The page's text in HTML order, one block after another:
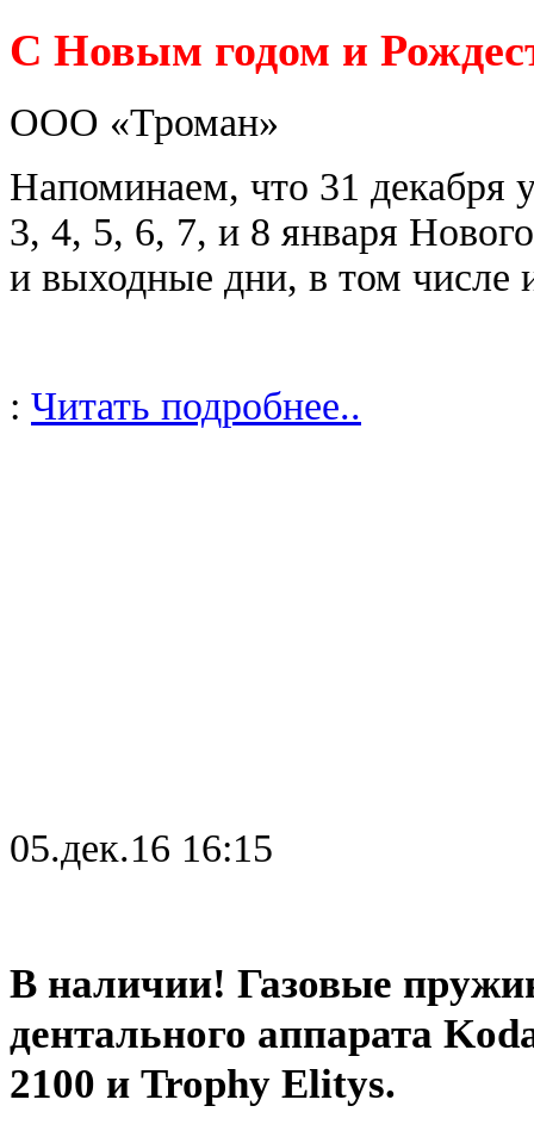
С Новым годом и
ООО «Троман»
Напоминаем, что 31 декабря
3, 4, 5, 6, 7, и 8 января
и выходные дни, в том числе
: Читать подробнее..
05.дек.16 16:15
В наличии! Газовые
дентального аппарата
2100 и Trophy Elitys.